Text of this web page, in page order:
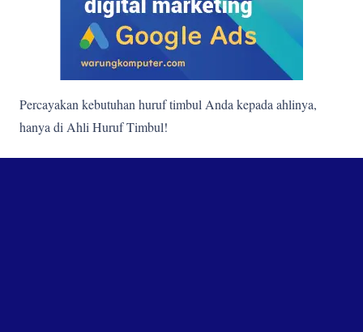
Percayakan kebutuhan huruf timbul Anda kepada ahlinya,
hanya di Ahli Huruf Timbul!